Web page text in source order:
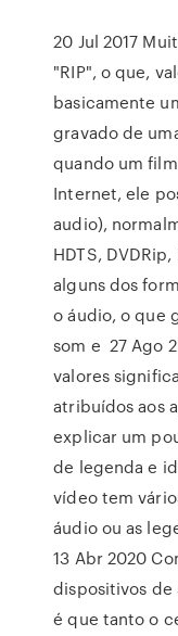
20 Jul 2017
"RIP", o que,
basicamente
gravado de
quando um
Internet, ele
audio),
HDTS,
alguns dos
o áudio, o que
som e 27 Ago
valores
atribuídos aos
explicar um
de legenda e
vídeo tem
áudio ou as
13 Abr 2020
dispositivos de
é que tanto o